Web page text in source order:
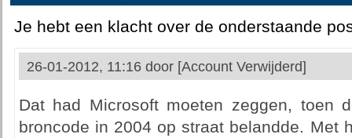
Je hebt een klacht over de onderstaande
26-01-2012, 11:16 door [Account Verwijderd]
Dat had Microsoft moeten zeggen, toen
broncode in 2004 op straat belandde. Met